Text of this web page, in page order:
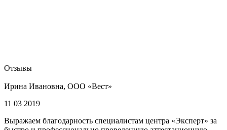
Отзывы
Ирина Ивановна, ООО «Вест»
11 03 2019
Выражаем благодарность специалистам центра «Эксперт» за